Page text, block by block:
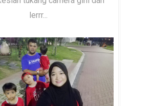
lerrr...